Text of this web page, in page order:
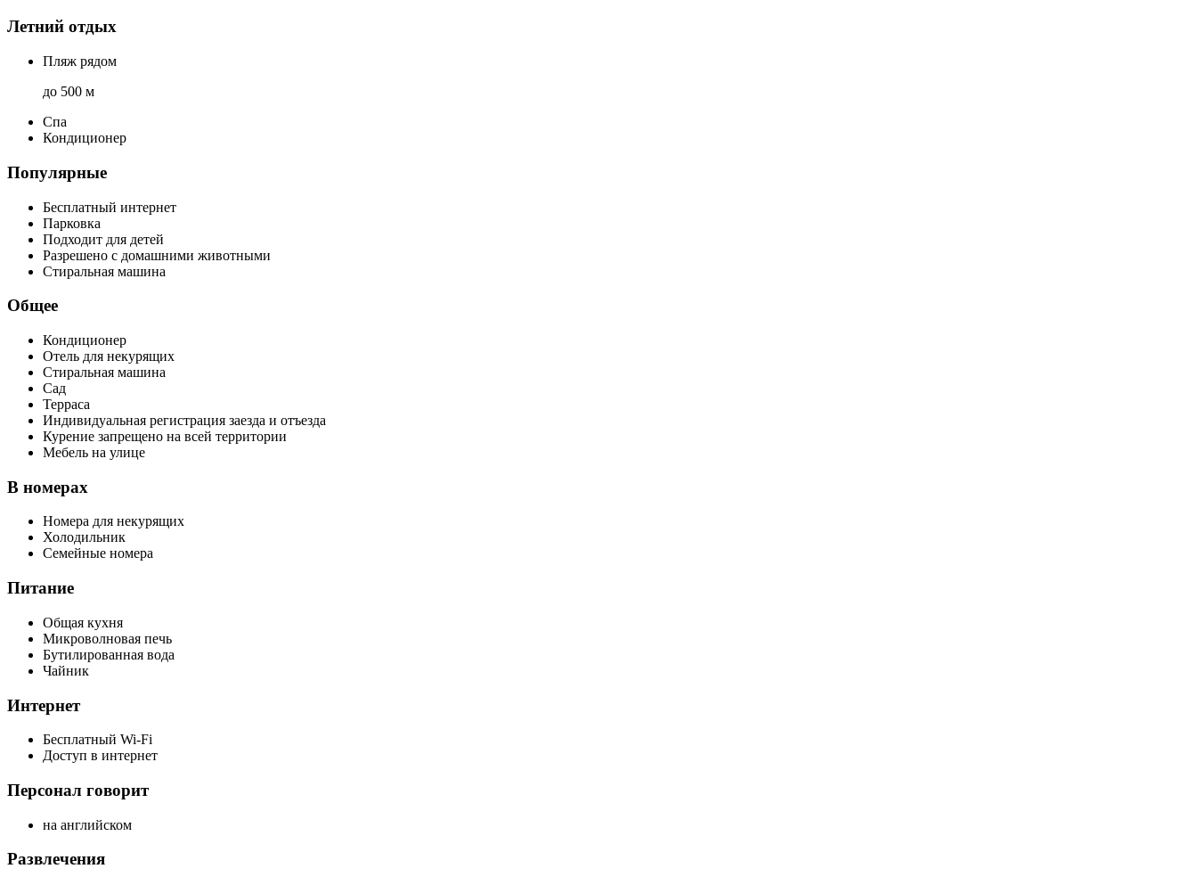
Летний отдых
Пляж рядом
до 500 м
Спа
Кондиционер
Популярные
Бесплатный интернет
Парковка
Подходит для детей
Разрешено с домашними животными
Стиральная машина
Общее
Кондиционер
Отель для некурящих
Стиральная машина
Сад
Терраса
Индивидуальная регистрация заезда и отъезда
Курение запрещено на всей территории
Мебель на улице
В номерах
Номера для некурящих
Холодильник
Семейные номера
Питание
Общая кухня
Микроволновая печь
Бутилированная вода
Чайник
Интернет
Бесплатный Wi-Fi
Доступ в интернет
Персонал говорит
на английском
Развлечения